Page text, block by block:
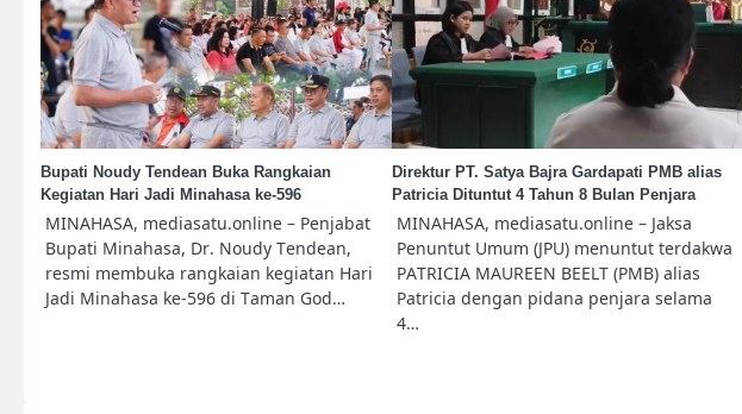
Bupati Noudy Tendean Buka Rangkaian
Kegiatan Hari Jadi Minahasa ke-596
MINAHASA, mediasatu.online – Penjabat
Bupati Minahasa, Dr. Noudy Tendean,
resmi membuka rangkaian kegiatan Hari
Jadi Minahasa ke-596 di Taman God…
Direktur PT. Satya Bajra Gardapati PMB alias
Patricia Dituntut 4 Tahun 8 Bulan Penjara
MINAHASA, mediasatu.online – Jaksa
Penuntut Umum (JPU) menuntut terdakwa
PATRICIA MAUREEN BEELT (PMB) alias
Patricia dengan pidana penjara selama
4…